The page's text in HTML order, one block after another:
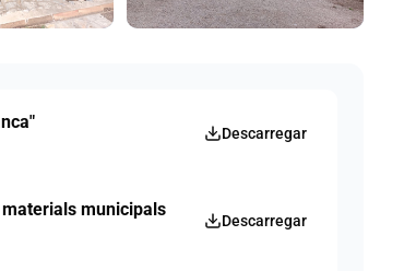
Descarregar
municipals
Descarregar